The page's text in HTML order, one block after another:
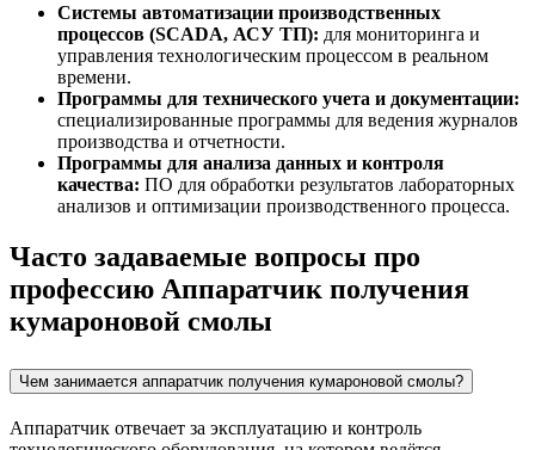
Системы автоматизации производственных
процессов (SCADA, АСУ ТП): для мониторинга и
управления технологическим процессом в реальном
времени.
Программы для технического учета и документации:
специализированные программы для ведения журналов
производства и отчетности.
Программы для анализа данных и контроля
качества: ПО для обработки результатов лабораторных
анализов и оптимизации производственного процесса.
Часто задаваемые вопросы про
профессию Аппаратчик получения
кумароновой смолы
Чем занимается аппаратчик получения кумароновой смолы?
Аппаратчик отвечает за эксплуатацию и контроль